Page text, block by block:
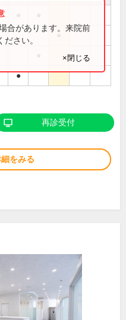
●
●
合があります。来院前
さい。
×閉じる
再診受付
をみる